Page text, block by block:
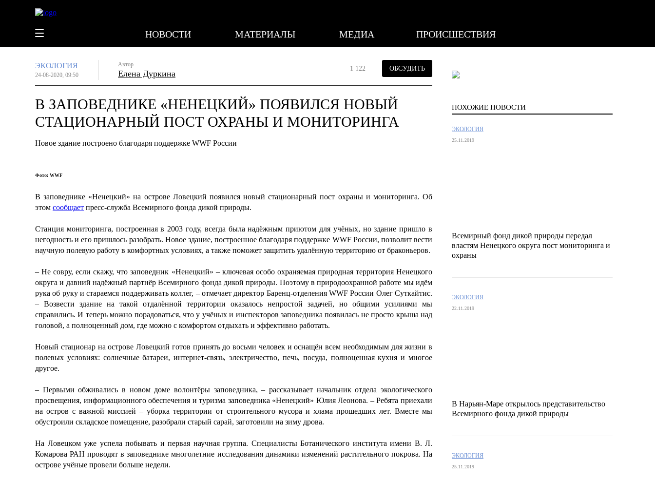
НОВОСТИ МАТЕРИАЛЫ МЕДИА ПРОИСШЕСТВИЯ
ЭКОЛОГИЯ
24-08-2020, 09:50
Автор
Елена Дуркина
1 122 ОБСУДИТЬ
В ЗАПОВЕДНИКЕ «НЕНЕЦКИЙ» ПОЯВИЛСЯ НОВЫЙ
СТАЦИОНАРНЫЙ ПОСТ ОХРАНЫ И МОНИТОРИНГА
Новое здание построено благодаря поддержке WWF России
Фото: WWF
В заповеднике «Ненецкий» на острове Ловецкий появился новый стационарный пост охраны и мониторинга. Об
этом сообщает пресс-служба Всемирного фонда дикой природы.
Станция мониторинга, построенная в 2003 году, всегда была надёжным приютом для учёных, но здание пришло в
негодность и его пришлось разобрать. Новое здание, построенное благодаря поддержке WWF России, позволит вести
научную полевую работу в комфортных условиях, а также поможет защитить удалённую территорию от браконьеров.
– Не совру, если скажу, что заповедник «Ненецкий» – ключевая особо охраняемая природная территория Ненецкого
округа и давний надёжный партнёр Всемирного фонда дикой природы. Поэтому в природоохранной работе мы идём
рука об руку и стараемся поддерживать коллег, – отмечает директор Баренц-отделения WWF России Олег Суткайтис.
– Возвести здание на такой отдалённой территории оказалось непростой задачей, но общими усилиями мы
справились. И теперь можно порадоваться, что у учёных и инспекторов заповедника появилась не просто крыша над
головой, а полноценный дом, где можно с комфортом отдыхать и эффективно работать.
Новый стационар на острове Ловецкий готов принять до восьми человек и оснащён всем необходимым для жизни в
полевых условиях: солнечные батареи, интернет-связь, электричество, печь, посуда, полноценная кухня и многое
другое.
– Первыми обживались в новом доме волонтёры заповедника, – рассказывает начальник отдела экологического
просвещения, информационного обеспечения и туризма заповедника «Ненецкий» Юлия Леонова. – Ребята приехали
на остров с важной миссией – уборка территории от строительного мусора и хлама прошедших лет. Вместе мы
обустроили складское помещение, разобрали старый сарай, заготовили на зиму дрова.
На Ловецком уже успела побывать и первая научная группа. Специалисты Ботанического института имени В. Л.
Комарова РАН проводят в заповеднике многолетние исследования динамики изменений растительного покрова. На
острове учёные провели больше недели.
ПОХОЖИЕ НОВОСТИ
ЭКОЛОГИЯ
25.11.2019
Всемирный фонд дикой природы передал
властям Ненецкого округа пост мониторинга и
охраны
ЭКОЛОГИЯ
22.11.2019
В Нарьян-Маре открылось представительство
Всемирного фонда дикой природы
ЭКОЛОГИЯ
25.11.2019